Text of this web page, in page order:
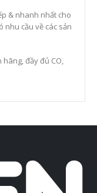
& nhanh nhất cho
nhu cầu về các sản
hãng, đầy đủ CO,